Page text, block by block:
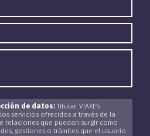
de datos:Titular: VIAXES
los servicios ofrecidos a través de la
relaciones que puedan surgir como
gestiones o trámites que el usuario